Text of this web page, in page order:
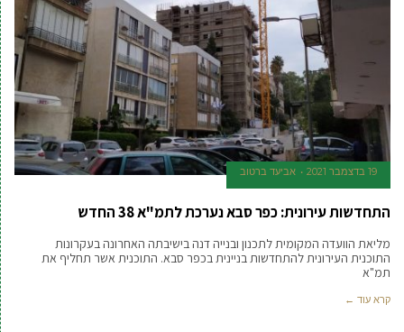
19 בדצמבר 2021 אביעד ברטוב
התחדשות עירונית: כפר סבא נערכת לתמ"א 38 החדש
מליאת הוועדה המקומית לתכנון ובנייה דנה בישיבתה האחרונה בעקרונות
התוכנית העירונית להתחדשות בניינית בכפר סבא. התוכנית אשר תחליף את
תמ"א
קרא עוד ←